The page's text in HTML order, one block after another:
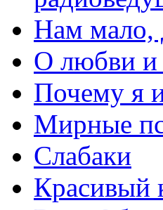
Нам мало,
О любви и
Почему я
Мирные
Слабаки
Красивый